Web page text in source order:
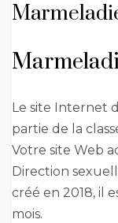
Le site Internet
partie de la
Votre site Web
Direction
créé en 2018, il
mois.